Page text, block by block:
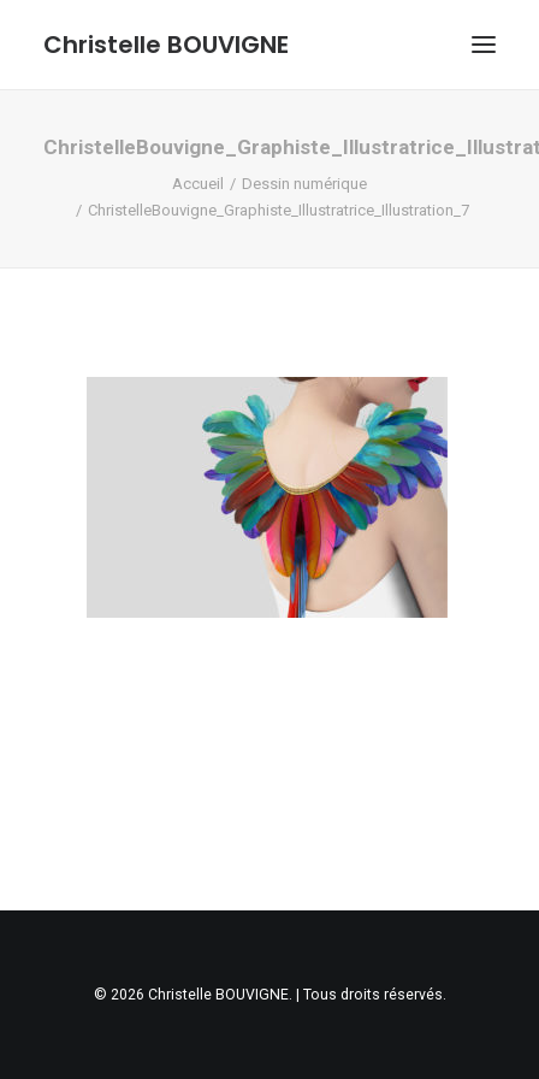
Christelle BOUVIGNE
GRAPHISME ET ILLUSTRATIONS
DESSINS ET PASTELSAccueil
Dessin numérique
ChristelleBouvigne_Graphiste_Illustratrice_Illustration_7
© 2026 Christelle BOUVIGNE. | Tous droits réservés.